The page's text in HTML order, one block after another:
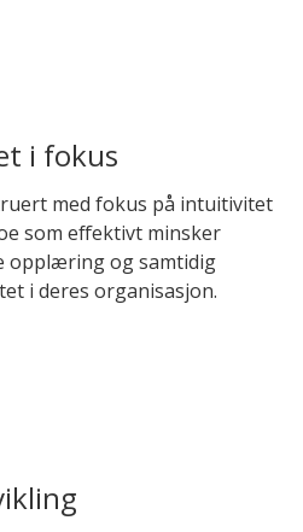
i fokus
med fokus på intuitivitet
som effektivt minsker
opplæring og samtidig
i deres organisasjon.